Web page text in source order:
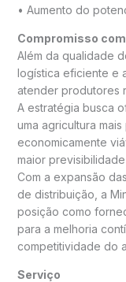
• Aumento do
Compromisso
Além da qualidade
logística eficiente e
atender produtores
A estratégia busca
uma agricultura
economicamente
maior
Com a expansão
de distribuição, a
posição como
para a melhoria
competitividade do
Serviço